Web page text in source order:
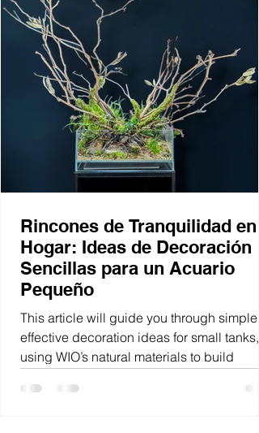
purity.
Rincones de Tranquilidad en
Hogar: Ideas de Decoración
Sencillas para un Acuario
Pequeño
This article will guide you through simple,
effective decoration ideas for small tanks,
using WIO’s natural materials to build
rhythm. These setups are not just visual